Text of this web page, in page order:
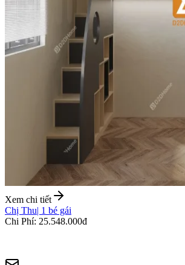
Xem chi tiết
Chị Thu| 1 bé gái
Chi Phí: 25.548.000đ